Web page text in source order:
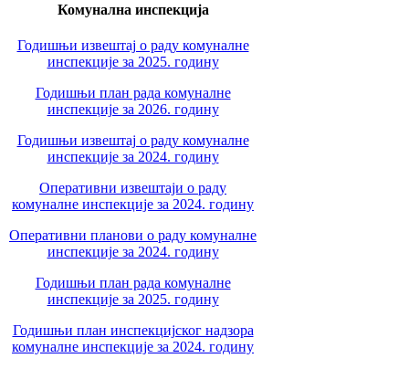
Комунална инспекција
Годишњи извештај о раду комуналне
инспекције за 2025. годину
Годишњи план рада комуналне
инспекције за 2026. годину
Годишњи извештај о раду комуналне
инспекције за 2024. годину
Оперативни извештаји о раду
комуналне инспекције за 2024. годину
Оперативни планови о раду комуналне
инспекције за 2024. годину
Годишњи план рада комуналне
инспекције за 2025. годину
Годишњи план инспекцијског надзора
комуналне инспекције за 2024. годину